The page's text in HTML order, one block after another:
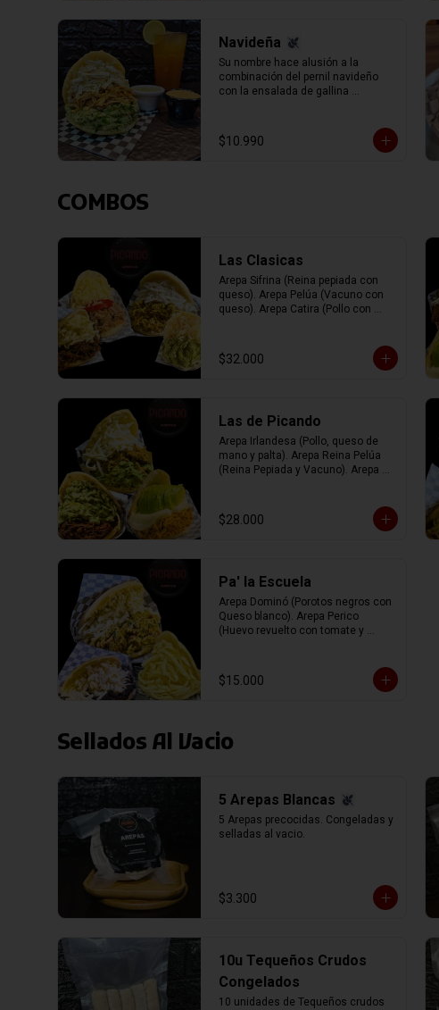
Navideña
Su nombre hace alusión a la
combinación del pernil navideño
con la ensalada de gallina
llanero.
$10.990
COMBOS
Las Clasicas
Arepa Sifrina (Reina pepiada con
queso). Arepa Pelúa (Vacuno con
queso). Arepa Catira (Pollo con
$32.000
Las de Picando
Arepa Irlandesa (Pollo, queso de
mano y palta). Arepa Reina Pelúa
(Reina Pepiada y Vacuno). Arepa
$28.000
Pa' la Escuela
Arepa Dominó (Porotos negros con
Queso blanco). Arepa Perico
(Huevo revuelto con tomate y
Gauda).
$15.000
Sellados Al Vacio
5 Arepas Blancas
5 Arepas precocidas. Congeladas y
selladas al vacio.
$3.300
10u Tequeños Crudos
Congelados
10 unidades de Tequeños crudos